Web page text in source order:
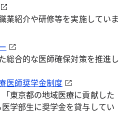
業紹介や研修等を実施していま
総合的な医師確保対策を推進し
医師奨学金制度
東京都の地域医療に貢献した
学部生に奨学金を貸与してい